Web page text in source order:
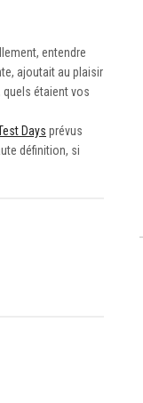
entendre
ajoutait au plaisir
quels étaient vos
Days prévus
définition, si